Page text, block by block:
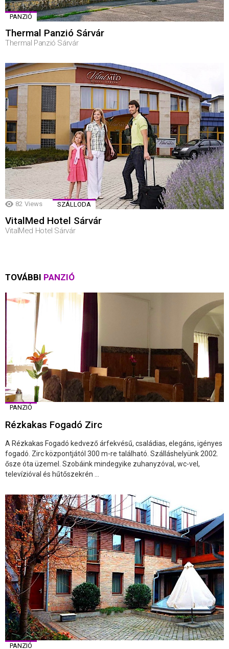
PANZIÓ
Thermal Panzió Sárvár
Thermal Panzió Sárvár
82 Views SZÁLLODA
VitalMed Hotel Sárvár
VitalMed Hotel Sárvár
TOVÁBBI PANZIÓ
PANZIÓ
Rézkakas Fogadó Zirc
A Rézkakas Fogadó kedvező árfekvésű, családias, elegáns, igényes
fogadó. Zirc központjától 300 m-re található. Szálláshelyünk 2002.
ősze óta üzemel. Szobáink mindegyike zuhanyzóval, wc-vel,
televízióval és hűtőszekrén ...
PANZIÓ